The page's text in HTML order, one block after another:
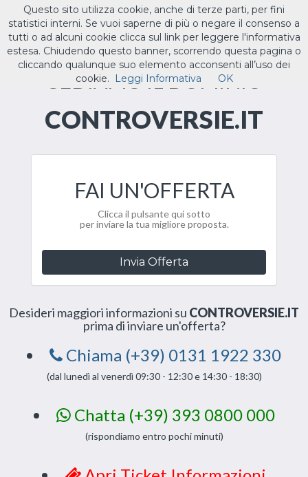
Toggle
ILTUO.IT
CEDIAMO IL DOMINIO
CONTROVERSIE.IT
FAI UN'OFFERTA
Clicca il pulsante qui sotto
per inviare la tua migliore proposta.
Invia Offerta
Desideri maggiori informazioni su CONTROVERSIE.IT
prima di inviare un'offerta?
Chiama (+39) 0131 1922 330
(dal lunedì al venerdì 09:30 - 12:30 e 14:30 - 18:30)
Chatta (+39) 393 0800 000
(rispondiamo entro pochi minuti)
Questo sito utilizza cookie, anche di terze parti, per fini
statistici interni. Se vuoi saperne di più o negare il consenso a
tutti o ad alcuni cookie clicca sul link per leggere l'informativa
estesa. Chiudendo questo banner, scorrendo questa pagina o
cliccando qualunque suo elemento acconsenti all’uso dei
cookie.
Leggi Informativa OK